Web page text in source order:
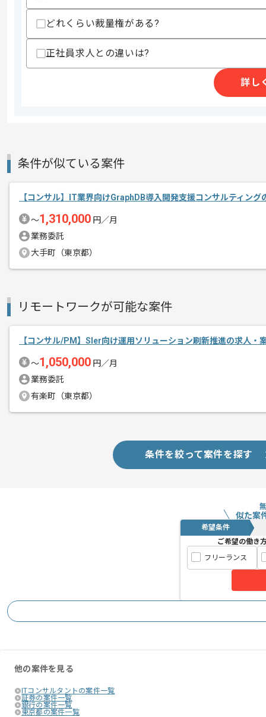
スキルに不安がある方へ
上記に似た経験やスキルをお持ちであれば申
精算条件
有
140時間〜180時間
その他募集要項
商談回数
作業開始日
2025/10/27
エージェントからのコ
メント
経験豊富なメンバーと成長が出来る環
スキルアップされたい方、長期的に参
基本的には一部リモート作業を見込んで
どれくらい裁量権がある?
正社員求人との違いは?
詳し
条件が似ている案件
【コンサル】IT業界向けGraphDB導入開発支援コンサルティング
〜1,310,000 円／月
業務委託
大手町（東京都）
リモートワークが可能な案件
【コンサル/PM】SIer向け運用ソリューション刷新推進の求人・
〜1,050,000 円／月
業務委託
有楽町（東京都）
条件を絞って案件を探す
似た案
希望条件
ご希望の働き
フリーランス
他の案件を見る
ITコンサルタントの案件一覧
証券の案件一覧
銀行の案件一覧
東京都の案件一覧